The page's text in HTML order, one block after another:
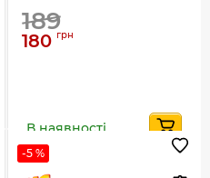
189
180 грн
В наявності
-5 %